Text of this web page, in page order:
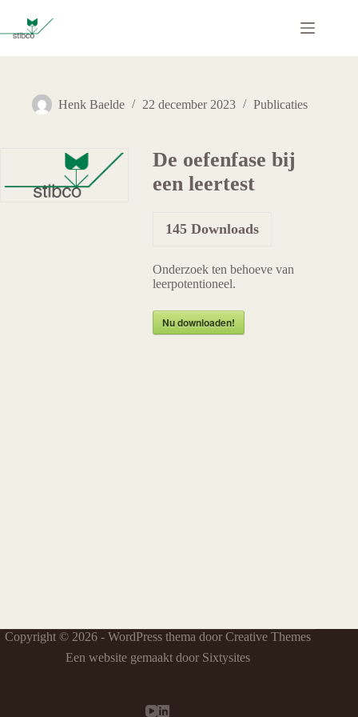
de
Henk Baelde 22 december 2023 Publicaties
De oefenfase bij
een leertest
145 Downloads
Onderzoek ten behoeve van
leerpotentioneel.
Nu downloaden!
Copyright © 2026 - WordPress thema door Creative Themes
Een website gemaakt door Sixtysites